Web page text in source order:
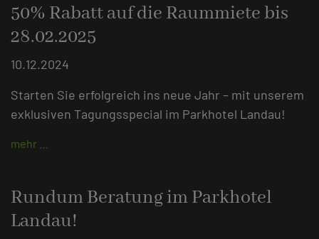
50% Rabatt auf die Raummiete bis
28.02.2025
10.12.2024
Starten Sie erfolgreich ins neue Jahr – mit unserem
exklusiven Tagungsspecial im Parkhotel Landau!
mehr …
Rundum Beratung im Parkhotel
Landau!